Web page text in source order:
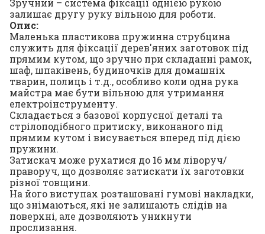
залишає другу руку вільною для роботи.
Опис:
Маленька пластикова пружинна струбцина
служить для фіксації дерев'яних заготовок під
прямим кутом, що зручно при складанні рамок,
шаф, шпаківень, будиночків для домашніх
тварин, полиць і т.д., особливо коли одна рука
майстра має бути вільною для утримання
електроінструменту.
Складається з базової корпусної деталі та
стрілоподібного притиску, виконаного під
прямим кутом і висувається вперед під дією
пружини.
Затискач може рухатися до 16 мм ліворуч/
праворуч, що дозволяє затискати їх заготовки
різної товщини.
На його виступах розташовані гумові накладки,
що знімаються, які не залишають слідів на
поверхні, але дозволяють уникнути
прослизання.